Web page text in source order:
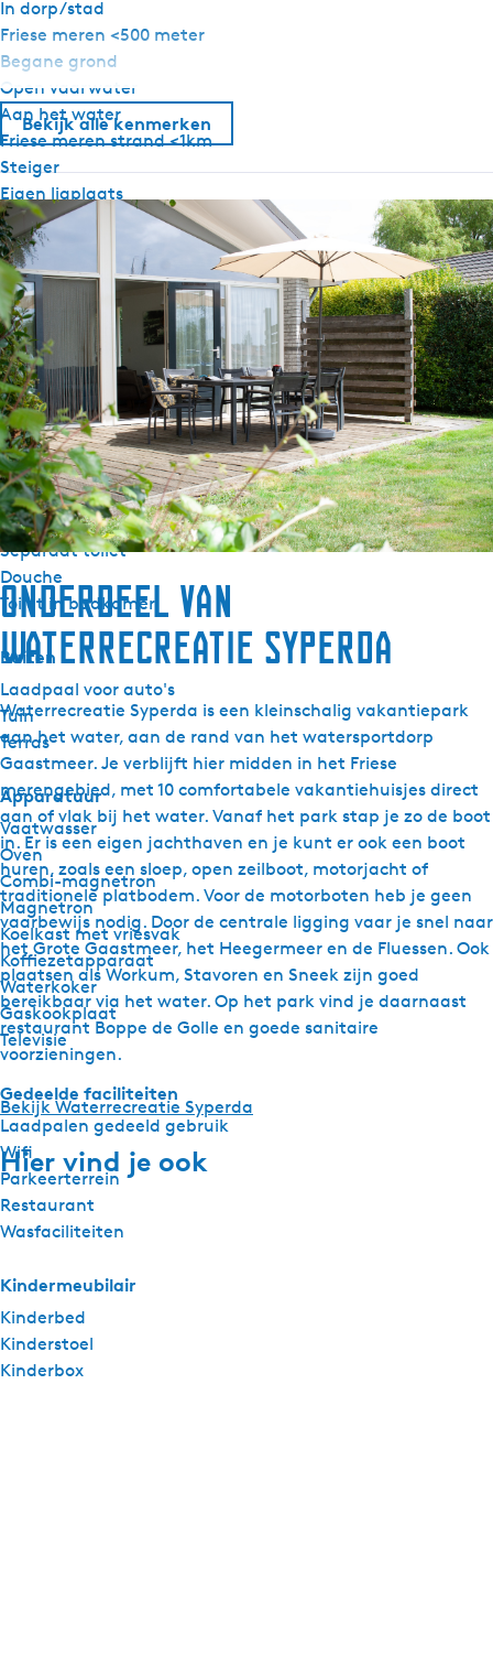
In dorp/stad
Friese meren <500 meter
Begane grond
Open vaarwater
Aan het water
Friese meren strand <1km
Steiger
Eigen ligplaats
Terras aan het water
Algemeen
Huisdiervrij
Slaapkamer begane grond
Centrale verwarming
Rookvrij
Wifi
Dekbedden
Sanitair
Badkamer begane grond
Separaat toilet
Douche
Toilet in badkamer
Buiten
Laadpaal voor auto's
Tuin
Terras
Apparatuur
Vaatwasser
Oven
Combi-magnetron
Magnetron
Koelkast met vriesvak
Koffiezetapparaat
Waterkoker
Gaskookplaat
Televisie
Gedeelde faciliteiten
Laadpalen gedeeld gebruik
Wifi
Parkeerterrein
Restaurant
Wasfaciliteiten
Kindermeubilair
Kinderbed
Kinderstoel
Kinderbox
Bekijk alle kenmerken
Onderdeel van
Waterrecreatie Syperda
Waterrecreatie Syperda is een kleinschalig vakantiepark
aan het water, aan de rand van het watersportdorp
Gaastmeer. Je verblijft hier midden in het Friese
merengebied, met 10 comfortabele vakantiehuisjes direct
aan of vlak bij het water. Vanaf het park stap je zo de boot
in. Er is een eigen jachthaven en je kunt er ook een boot
huren, zoals een sloep, open zeilboot, motorjacht of
traditionele platbodem. Voor de motorboten heb je geen
vaarbewijs nodig. Door de centrale ligging vaar je snel naar
het Grote Gaastmeer, het Heegermeer en de Fluessen. Ook
plaatsen als Workum, Stavoren en Sneek zijn goed
bereikbaar via het water. Op het park vind je daarnaast
restaurant Boppe de Golle en goede sanitaire
voorzieningen.
Bekijk Waterrecreatie Syperda
Hier vind je ook